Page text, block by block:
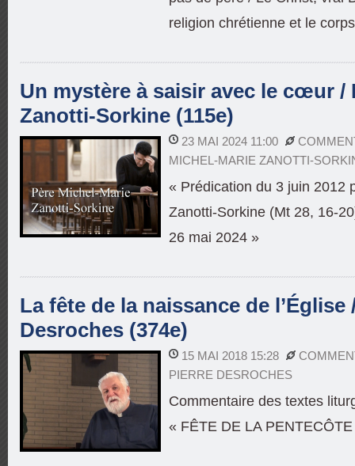
religion chrétienne et le
Un mystère à saisir avec le cœur /
Zanotti-Sorkine (115e)
23 MAI 2024 11:00
MICHEL-MARIE ZANOTTI-
« Prédication du 3 juin 2012
Zanotti-Sorkine (Mt 28, 16-
26 mai 2024 »
La fête de la naissance de l’Église
Desroches (374e)
15 MAI 2018 15:28
PIERRE DESROCHES
Commentaire des textes
« FÊTE DE LA